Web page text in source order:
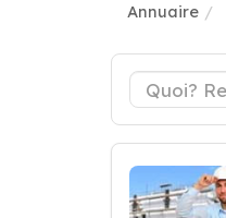
Annuaire